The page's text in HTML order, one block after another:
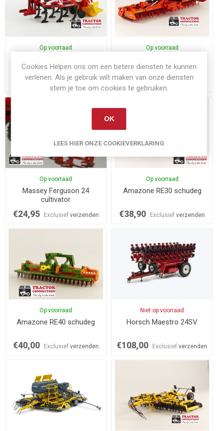
Op voorraad
€14,00 Exclusief verzenden
Op voorraad
€64,95
Op voorraad
Massey Ferguson 24
cultivator
€24,95 Exclusief verzenden
Op voorraad
Amazone RE30 schudeg
€38,90 Exclusiefverzenden
Op voorraad
Amazone RE40 schudeg
€40,00 Exclusief verzenden
Niet op voorraad
Horsch Maestro 24SV
€108,00 Exclusiefverzenden
Cookies Helpen ons om een betere diensten te kunnen
verlenen. Als je gebruik wilt maken van onze diensten
stem je toe om cookies te gebruiken.
OK
LEES HIER ONZE COOKIEVERKLARING